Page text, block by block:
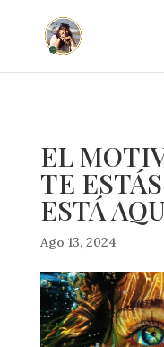
EL
TE
ESTÁ
Ago 13, 2024